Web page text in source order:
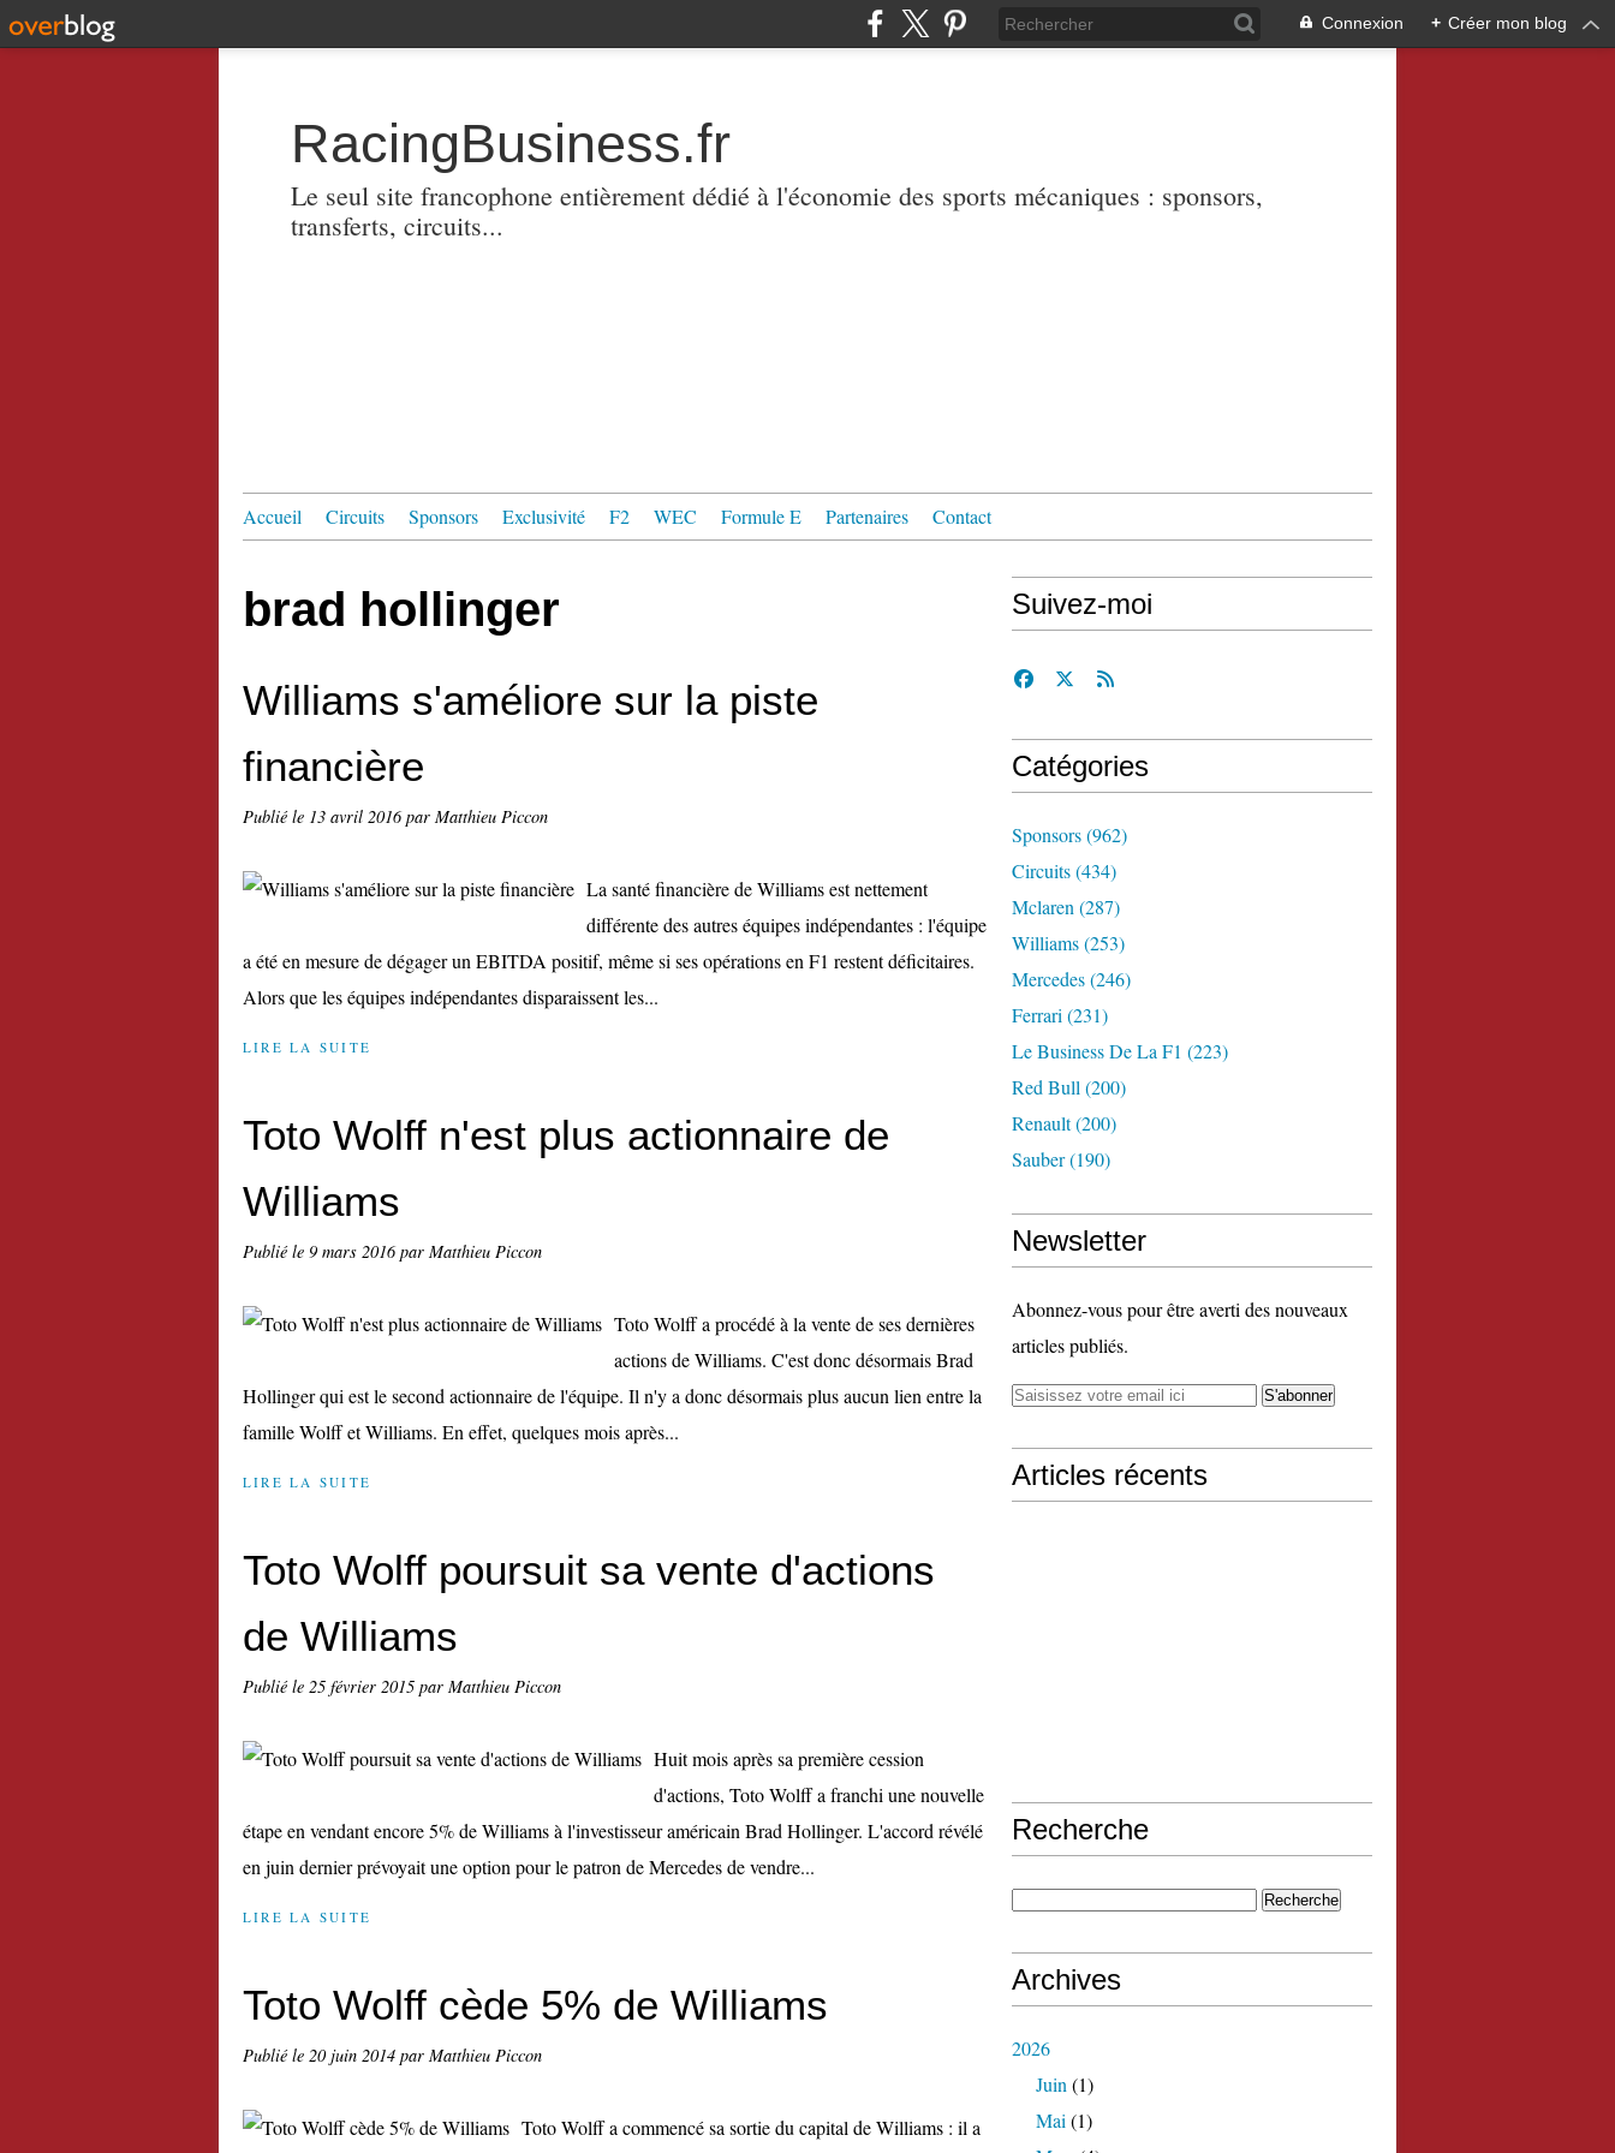
Connexion + Créer mon blog
RacingBusiness.fr
Le seul site francophone entièrement dédié à l'économie des sports mécaniques : sponsors,
transferts, circuits...
Accueil Circuits Sponsors Exclusivité F2 WEC Formule E Partenaires Contact
brad hollinger
Williams s'améliore sur la piste
financière
Publié le 13 avril 2016par Matthieu Piccon
La santé financière de Williams est nettement
différente des autres équipes indépendantes : l'équipe
a été en mesure de dégager un EBITDA positif, même si ses opérations en F1 restent déficitaires.
Alors que les équipes indépendantes disparaissent les...
LIRE LA SUITE
Toto Wolff n'est plus actionnaire de
Williams
Publié le 9 mars 2016par Matthieu Piccon
Toto Wolff a procédé à la vente de ses dernières
actions de Williams. C'est donc désormais Brad
Hollinger qui est le second actionnaire de l'équipe. Il n'y a donc désormais plus aucun lien entre la
famille Wolff et Williams. En effet, quelques mois après...
LIRE LA SUITE
Toto Wolff poursuit sa vente d'actions
de Williams
Publié le 25 février 2015 par Matthieu Piccon
Huit mois après sa première cession
d'actions, Toto Wolff a franchi une nouvelle
étape en vendant encore 5% de Williams à l'investisseur américain Brad Hollinger. L'accord révélé
en juin dernier prévoyait une option pour le patron de Mercedes de vendre...
LIRE LA SUITE
Toto Wolff cède 5% de Williams
Publié le 20 juin 2014 par Matthieu Piccon
Toto Wolff a commencé sa sortie du capital de Williams : il a
Suivez-moi
Catégories
Sponsors(962)
Circuits(434)
Mclaren (287)
Williams(253)
Mercedes(246)
Ferrari (231)
Le Business De La F1 (223)
Red Bull (200)
Renault(200)
Sauber(190)
Newsletter
Abonnez-vous pour être averti des nouveaux
articles publiés.
Articles récents
Recherche
Archives
2026
Juin (1)
Mai (1)